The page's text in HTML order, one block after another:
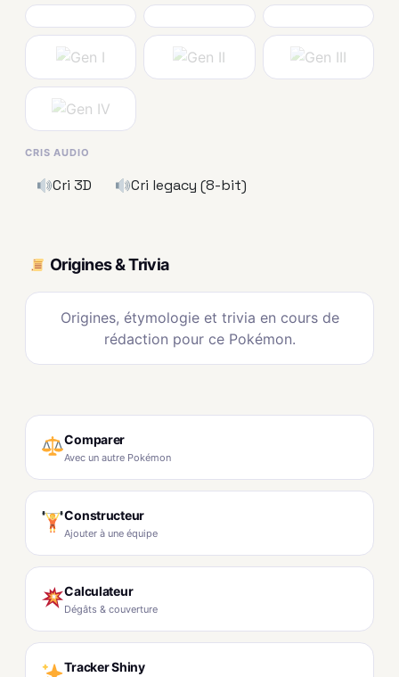
CRIS AUDIO
Cri 3D Cri legacy (8-bit)
Origines & Trivia
Origines, étymologie et trivia en cours de
rédaction pour ce Pokémon.
Comparer
Avec un autre Pokémon
Constructeur
Ajouter à une équipe
Calculateur
Dégâts & couverture
Tracker Shiny